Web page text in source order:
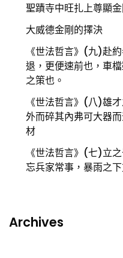
聖蹟寺中旺扎上尊顯
大威德金剛的擇決
《世法哲言》(九)赴
退，更便速前也，車
之策也。
《世法哲言》(八)雄
外而碎其內弗可大器
材
《世法哲言》(七)立
忘兵家常事，暴雨之
Archives